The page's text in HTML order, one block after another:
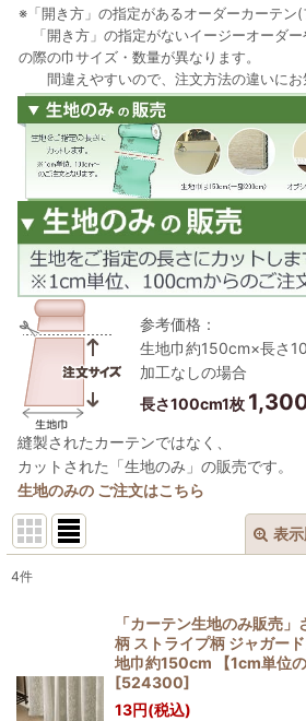
※「開き方」の指定があるオーダーカーテン(
「開き方」の指定がないイージーオーダ
の際の巾サイズ・数量が異なります。
間違えやすいので、注文方法の違いにお
参考価格：
生地巾約150cm×長さ
加工なしの場合
長さ100cm1枚
縫製されたカーテンではなく、
カットされた「生地のみ」の販売です。
生地のみの ご注文はこちら
表
並び順:
4件
「カーテン生地のみ販売
柄 ストライプ柄 ジャガー
地巾約150cm 【1cm単位の
[524300]
13円(税込)